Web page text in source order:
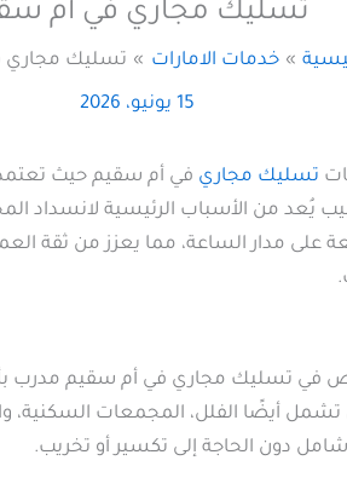
تسليك مجاري في أم
خدمات الامارات تسليك مجاري
15 يونيو، 2026
تسليك مجاري في أم سقيم حيث
يُعد من الأسباب الرئيسية لانسداد
مدار الساعة، مما يعزز من ثقة
تسليك مجاري في أم سقيم مدرب
تشمل أيضًا الفلل، المجمعات
دون الحاجة إلى تكسير أو تخريب.